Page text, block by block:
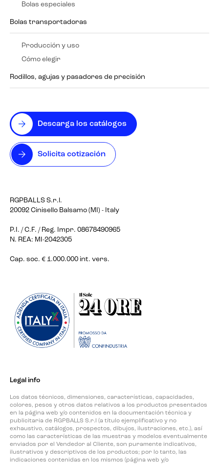
Descarga los catálogos
Solicita cotización
RGPBALLS S.r.l.
20092 Cinisello Balsamo (MI) - Italy
P.I. / C.F. / Reg. Impr. 08678490965
N. REA: MI-2042305
Cap. soc. € 1.000.000 int. vers.
Bolas especiales
Bolas transportadoras
Producción y uso
Cómo elegir
Rodillos, agujas y pasadores de precisión
Legal info
Los datos técnicos, dimensiones, características, capacidades,
colores, pesos y otros datos relativos a los productos presentados
en la página web y/o contenidos en la documentación técnica y
publicitaria de RGPBALLS S.r.l (a título ejemplificativo y no
exhaustivo, catálogos, prospectos, dibujos, ilustraciones, etc.), así
como las características de las muestras y modelos eventualmente
enviados por el Vendedor al Cliente, son puramente indicativos,
ilustrativos y descriptivos de los productos; por lo tanto, las
indicaciones contenidas en los mismos (página web y/o